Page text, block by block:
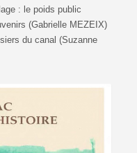
: le poids public
(Gabrielle MEZEIX)
du canal (Suzanne